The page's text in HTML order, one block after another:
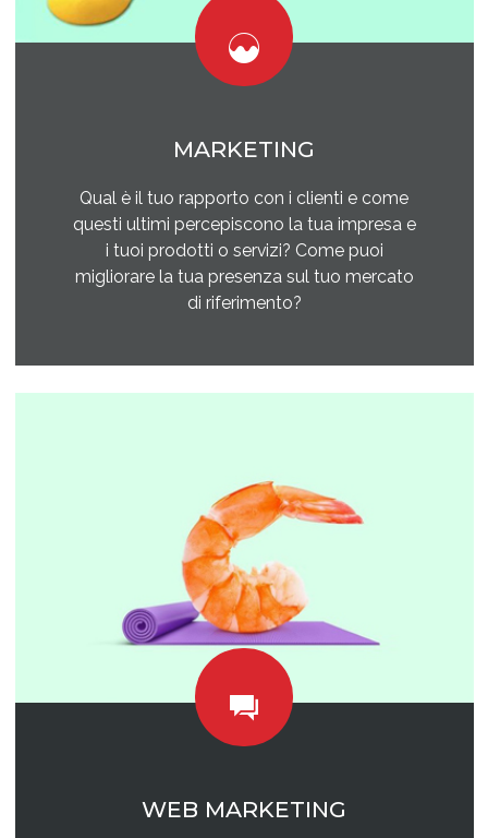
MARKETING
Qual è il tuo rapporto con i clienti e come
questi ultimi percepiscono la tua impresa e
i tuoi prodotti o servizi? Come puoi
migliorare la tua presenza sul tuo mercato
di riferimento?
WEB MARKETING